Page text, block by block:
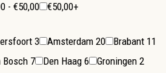
- €50,00
€50,00+
3 Amsterdam 20 Brabant 11
Bosch 7 Den Haag 6 Groningen 2